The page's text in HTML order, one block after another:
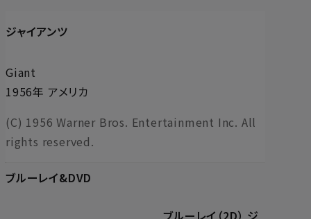
ジャイアンツ
Giant
1956年 アメリカ
(C) 1956 Warner Bros. Entertainment Inc. All
rights reserved.
ブルーレイ&DVD